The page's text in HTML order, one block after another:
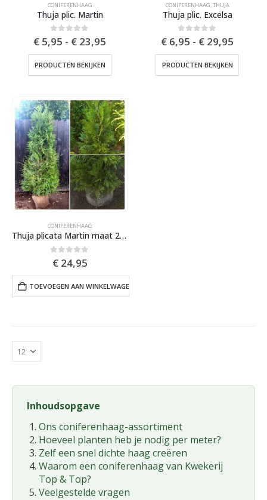
CONIFERENHAAG
Thuja plic. Martin
0 out of 5
€ 5,95 - € 23,95
PRODUCTEN BEKIJKEN
CONIFERENHAAG THUJA
Thuja plic. Excelsa
0 out of 5
€ 6,95 - € 29,95
PRODUCTEN BEKIJKEN
CONIFERENHAAG
Thuja plicata Martin maat 200-225 cm (2,5 coniferen per meter) (kopie)
0out of 5
€24,95
TOEVOEGEN AAN WINKELWAGEN
Inhoudsopgave
Ons coniferenhaag-assortiment
Hoeveel planten heb je nodig per meter?
Zelf een snel dichte haag creëren
Waarom een coniferenhaag van Kwekerij
Top & Top?
Veelgestelde vragen